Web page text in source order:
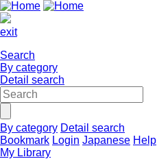
exit
Search
By category
Detail search
By category Detail search
Bookmark Login Japanese Help
My Library